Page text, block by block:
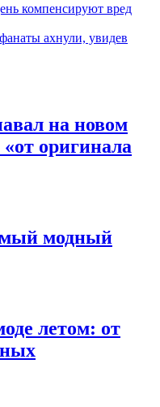
компенсируют вред
ахнули, увидев
на новом
оригинала
модный
летом: от